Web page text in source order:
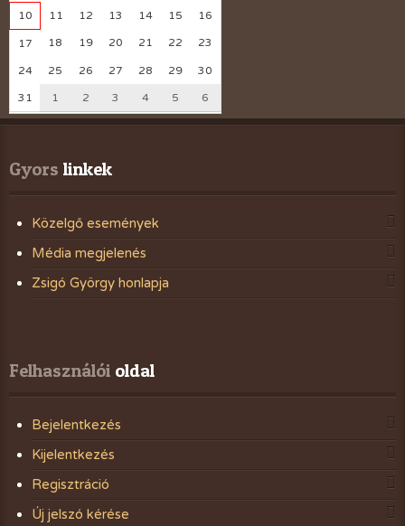
10 11 12 13 14 15 16
17 18 19 20 21 22 23
24 25 26 27 28 29 30
31 1 2 3 4 5 6
Gyors linkek
Közelgő események
Média megjelenés
Zsigó György honlapja
Felhasználói oldal
Bejelentkezés
Kijelentkezés
Regisztráció
Új jelszó kérése